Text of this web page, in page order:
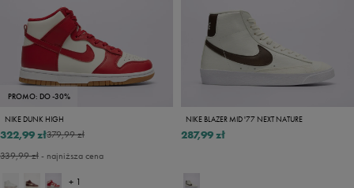
PROMO: DO -30%
NIKE DUNK HIGH
379,99 zł
322,99 zł
339,99 zł- najniższa cena
+ 1
NIKE BLAZER MID '77 NEXT NATURE
287,99 zł